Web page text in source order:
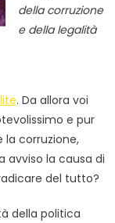
della corruzione
e della legalità
. Da allora voi
e pur
la corruzione,
avviso la causa di
del tutto?
della politica